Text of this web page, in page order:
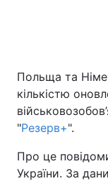
Головна
Україна
Економіка
Спорт
Польща та
кількістю
"Резерв+".
Про це
України. За